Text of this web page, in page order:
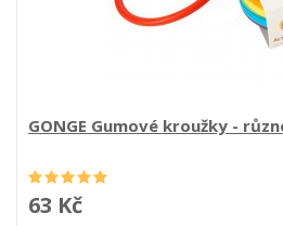
GONGE Gumové kroužky -
63 Kč